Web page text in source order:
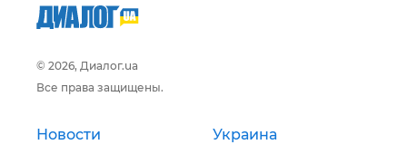
© 2026, Диалог.ua
Все права защищены.
Новости Украина